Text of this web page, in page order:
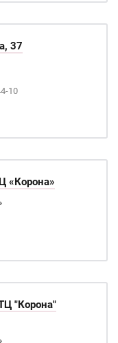
37
10
«Корона»
"Корона"